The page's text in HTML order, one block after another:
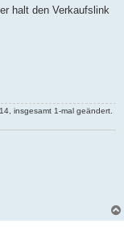
halt den Verkaufslink
insgesamt 1-mal geändert.